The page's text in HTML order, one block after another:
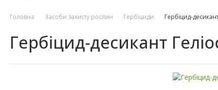
Головна Засоби захисту рослин Гербіциди Гербіцид-
Гербіцид-десикант